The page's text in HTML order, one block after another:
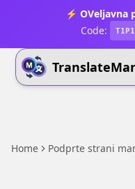
⚡
Code:
Home Podprte strani